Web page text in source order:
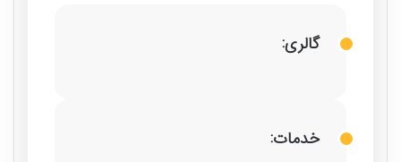
خدمات:
گالری: